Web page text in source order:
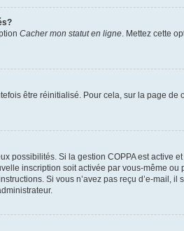
Cacher mon statut en ligne . Mettez cette
être réinitialisé. Pour cela, sur la page de
possibilités. Si la gestion COPPA est active
inscription soit activée par vous-même ou
Si vous n’avez pas reçu d’e-mail,